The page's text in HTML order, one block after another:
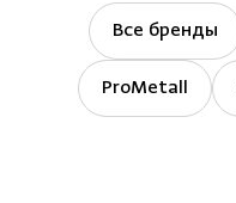
Все бренды
ProMetall